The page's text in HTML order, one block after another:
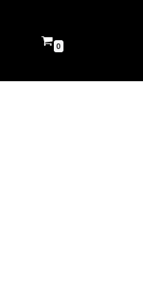
0